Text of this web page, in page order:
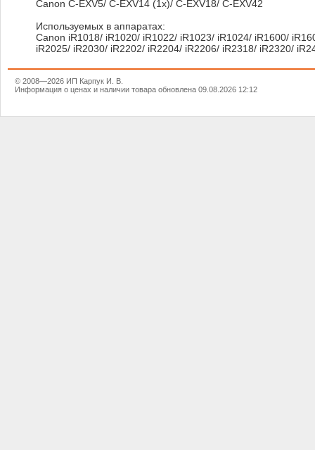
Canon C-EXV5/ C-EXV14 (1x)/ C-EXV18/ C-EXV42
Используемых в аппаратах:
Canon iR1018/ iR1020/ iR1022/ iR1023/ iR1024/ iR1600/
iR2025/ iR2030/ iR2202/ iR2204/ iR2206/ iR2318/ iR2320/
© 2008—2026 ИП Карпук И. В.
Информация о ценах и наличии товара обновлена 09.08.2026 12:12